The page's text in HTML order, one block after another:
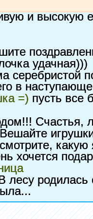
и высокую
удачная)))
серебристой
в
=) пусть все
Счастья,
Вешайте
какую
хочется
лесу родилась